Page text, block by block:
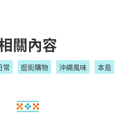
關內容
常 逛街購物 沖繩風味 本島